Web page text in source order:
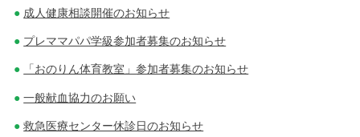
成人健康相談開催のお知らせ
プレママパパ学級参加者募集のお知らせ
「おのりん体育教室」参加者募集のお知らせ
一般献血協力のお願い
救急医療センター休診日のお知らせ